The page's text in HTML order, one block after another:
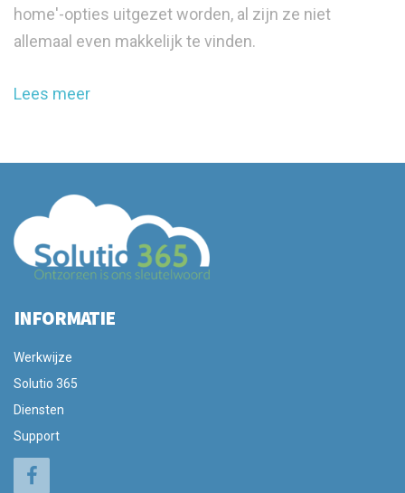
home'-opties uitgezet worden, al zijn ze niet
allemaal even makkelijk te vinden.
Lees meer
INFORMATIE
Werkwijze
Solutio 365
Diensten
Support